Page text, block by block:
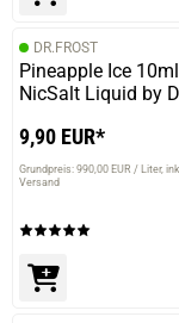
DR.FROST
Pineapple Ice
NicSalt Liquid by
9,90 EUR*
Grundpreis: 990,00 EUR / Liter
Versand